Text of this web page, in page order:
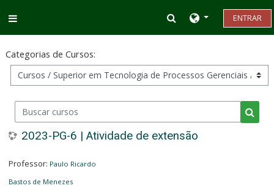
Alternar entrada
ENTRAR
Categorias de Cursos:
Buscar cursos
2023-PG-6 | Atividade de extensão
Professor: Paulo Ricardo
Bastos de Menezes